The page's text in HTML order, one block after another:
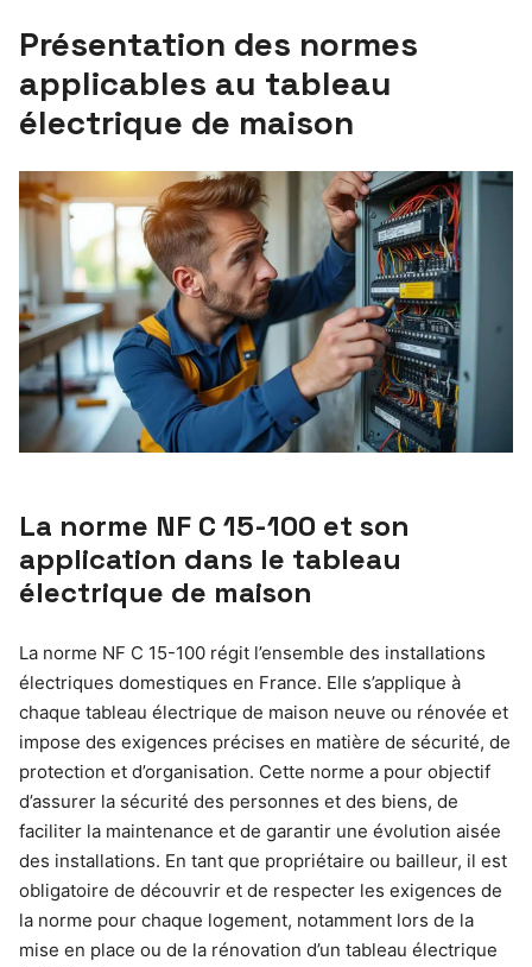
Présentation des normes
applicables au tableau
électrique de maison
La norme NF C 15-100 et son
application dans le tableau
électrique de maison
La norme NF C 15-100 régit l’ensemble des installations
électriques domestiques en France. Elle s’applique à
chaque tableau électrique de maison neuve ou rénovée et
impose des exigences précises en matière de sécurité, de
protection et d’organisation. Cette norme a pour objectif
d’assurer la sécurité des personnes et des biens, de
faciliter la maintenance et de garantir une évolution aisée
des installations. En tant que propriétaire ou bailleur, il est
obligatoire de découvrir et de respecter les exigences de
la norme pour chaque logement, notamment lors de la
mise en place ou de la rénovation d’un tableau électrique